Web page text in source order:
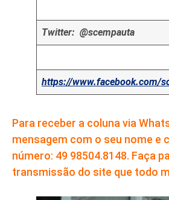
Twitter: @scempauta
https://www.facebook.com/
Para receber a coluna via
mensagem com o seu nome e
número: 49 98504.8148. Faça
transmissão do site que todo